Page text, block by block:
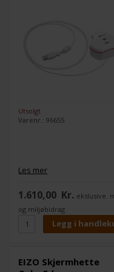
Utsolgt
Varenr.: 96655
Les mer
1.610,00 Kr. ekslusive.
og miljøbidrag
EIZO Skjermhette